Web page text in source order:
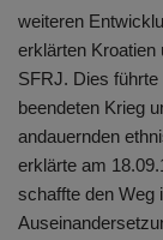
weiteren
erklärten Kroatien
SFRJ. Dies
beendeten Krieg
andauernden
erklärte am
schaffte den Weg